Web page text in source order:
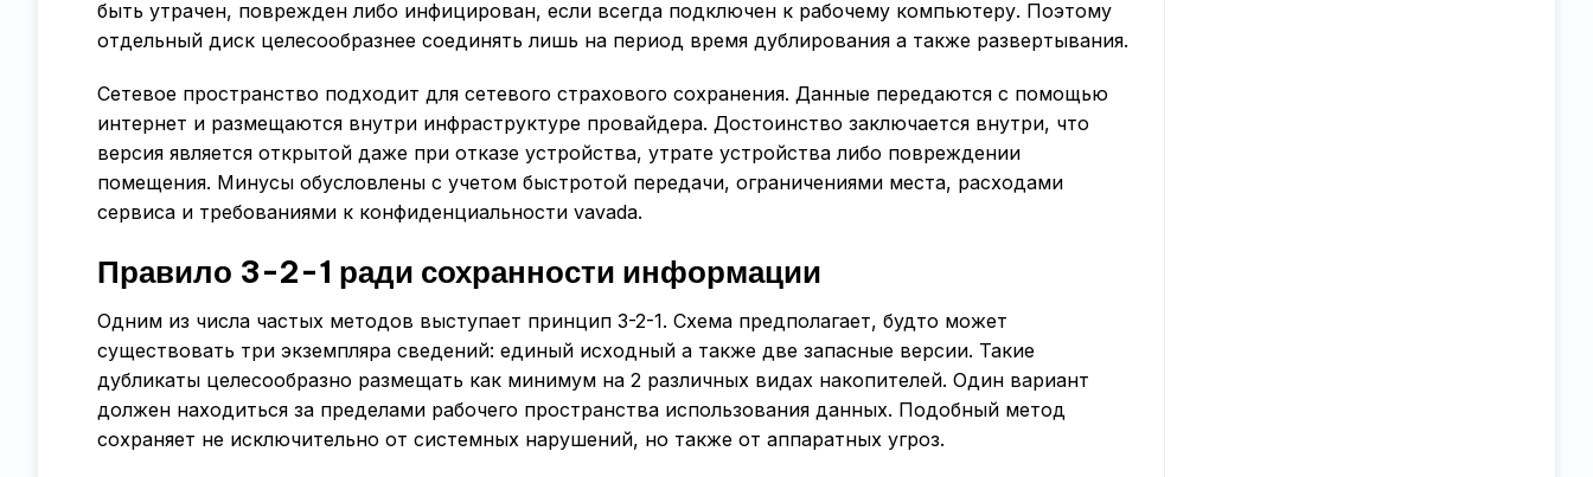
быть утрачен, поврежден либо инфицирован, если всегда подключен к рабочему компьютеру. Поэтому
отдельный диск целесообразнее соединять лишь на период время дублирования а также развертывания.
Сетевое пространство подходит для сетевого страхового сохранения. Данные передаются с помощью
интернет и размещаются внутри инфраструктуре провайдера. Достоинство заключается внутри, что
версия является открытой даже при отказе устройства, утрате устройства либо повреждении
помещения. Минусы обусловлены с учетом быстротой передачи, ограничениями места, расходами
сервиса и требованиями к конфиденциальности vavada.
Правило 3-2-1 ради сохранности информации
Одним из числа частых методов выступает принцип 3-2-1. Схема предполагает, будто может
существовать три экземпляра сведений: единый исходный а также две запасные версии. Такие
дубликаты целесообразно размещать как минимум на 2 различных видах накопителей. Один вариант
должен находиться за пределами рабочего пространства использования данных. Подобный метод
сохраняет не исключительно от системных нарушений, но также от аппаратных угроз.